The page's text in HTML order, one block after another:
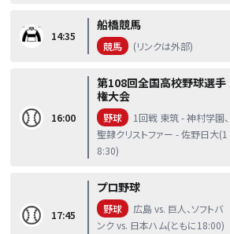
14:35
船橋競馬
競馬 (リンクは外部)
16:00
第108回全国高校野球選手
権大会
野球
1回戦 東筑 - 神村学園、
聖隷クリストファー - 佐野日大(1
8:30)
17:45
プロ野球
野球
広島 vs. 巨人、ソフトバ
ンク vs. 日本ハム(ともに18:00)